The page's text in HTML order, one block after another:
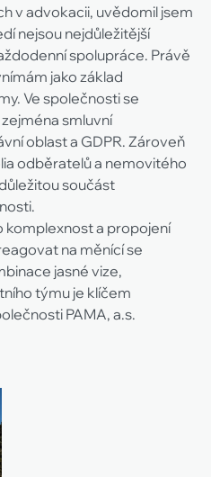
v advokacii, uvědomil jsem
nejsou nejdůležitější
spolupráce. Právě
jako základ
Ve společnosti se
smluvní
oblast a GDPR. Zároveň
odběratelů a nemovitého
součást
komplexnost a propojení
na měnící se
jasné vize,
týmu je klíčem
PAMA, a.s.